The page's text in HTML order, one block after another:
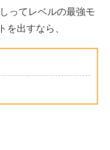
ってレベルの最強モ
出すなら、